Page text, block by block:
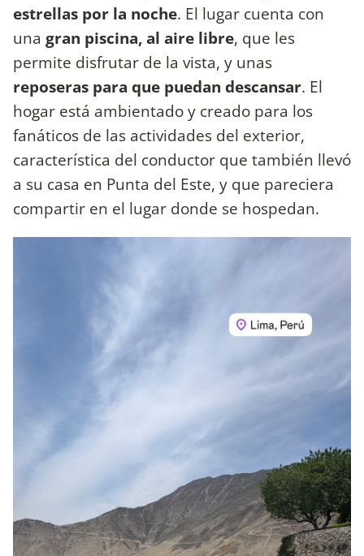
estrellas por la noche. El lugar cuenta con
una gran piscina, al aire libre, que les
permite disfrutar de la vista, y unas
reposeras para que puedan descansar. El
hogar está ambientado y creado para los
fanáticos de las actividades del exterior,
característica del conductor que también llevó
a su casa en Punta del Este, y que pareciera
compartir en el lugar donde se hospedan.